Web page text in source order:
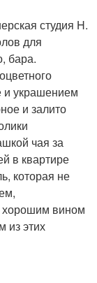
студия H.
для
бара.
и украшением
и залито
чая за
в квартире
которая не
хорошим вином
из этих